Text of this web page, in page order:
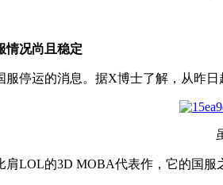
情况尚且稳定
停运的消息。据X博士了解，从昨
LOL的3D MOBA代表作，它的国服